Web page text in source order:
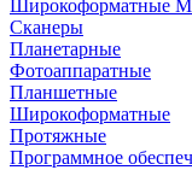
Широкоформатные
Сканеры
Планетарные
Фотоаппаратные
Планшетные
Широкоформатные
Протяжные
Программное